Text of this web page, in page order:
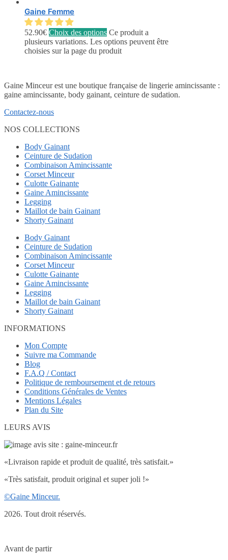
Gaine Femme
52.90€ Choix des options Ce produit a
plusieurs variations. Les options peuvent être
choisies sur la page du produit
Gaine Minceur est une boutique française de lingerie amincissante :
gaine amincissante, body gainant, ceinture de sudation.
Contactez-nous
NOS COLLECTIONS
Body Gainant
Ceinture de Sudation
Combinaison Amincissante
Corset Minceur
Culotte Gainante
Gaine Amincissante
Legging
Maillot de bain Gainant
Shorty Gainant
Body Gainant
Ceinture de Sudation
Combinaison Amincissante
Corset Minceur
Culotte Gainante
Gaine Amincissante
Legging
Maillot de bain Gainant
Shorty Gainant
INFORMATIONS
Mon Compte
Suivre ma Commande
Blog
F.A.Q / Contact
Politique de remboursement et de retours
Conditions Générales de Ventes
Mentions Légales
Plan du Site
LEURS AVIS
«Livraison rapide et produit de qualité, très satisfait.»
«Très satisfait, produit original et super joli !»
©Gaine Minceur.
2026. Tout droit réservés.
Avant de partir